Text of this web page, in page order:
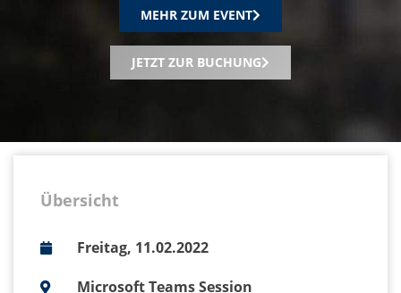
MEHR ZUM EVENT
JETZT ZUR BUCHUNG
Übersicht
Freitag, 11.02.2022
Microsoft Teams Session